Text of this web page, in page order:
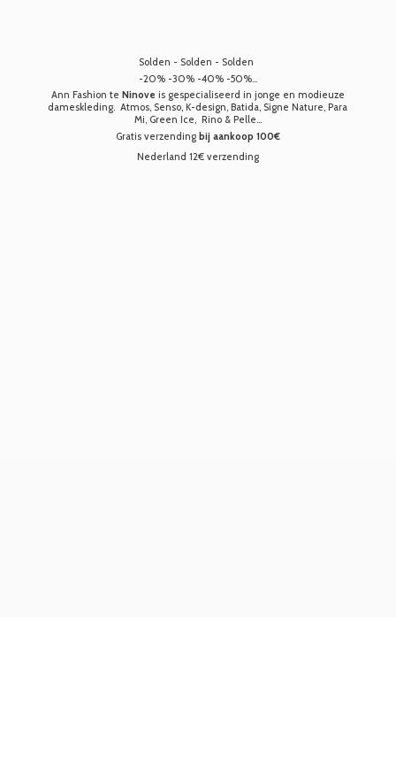
Solden - Solden - Solden
-20% -30% -40% -50%...
Ann Fashion te Ninove is gespecialiseerd in jonge en modieuze
dameskleding. Atmos, Senso, K-design, Batida, Signe Nature, Para
Mi, Green Ice, Rino & Pelle...
Gratis verzending bij aankoop 100€
Nederland 12€ verzending